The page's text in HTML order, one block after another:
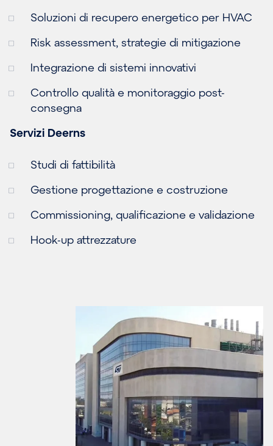
Soluzioni di recupero energetico per HVAC
Risk assessment, strategie di mitigazione
Integrazione di sistemi innovativi
Controllo qualità e monitoraggio post-
consegna
Servizi Deerns
Studi di fattibilità
Gestione progettazione e costruzione
Commissioning, qualificazione e validazione
Hook-up attrezzature